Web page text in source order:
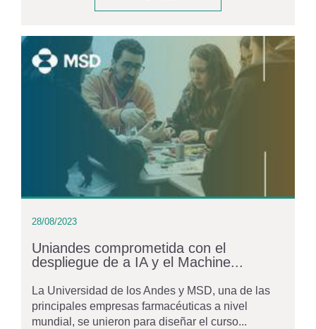
28/08/2023
Uniandes comprometida con el
despliegue de a IA y el Machine...
La Universidad de los Andes y MSD, una de las
principales empresas farmacéuticas a nivel
mundial, se unieron para diseñar el curso...